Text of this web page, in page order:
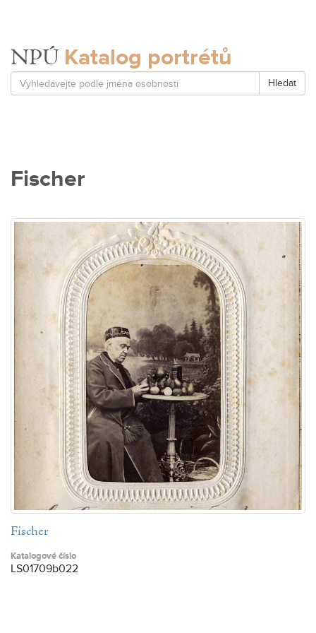
NPÚ Katalog portrétů
Hledat
Fischer
Fischer
Katalogové číslo
LS01709b022